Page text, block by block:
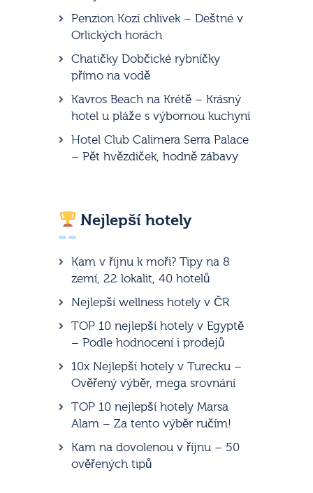
Penzion Kozí chlívek – Deštné v
Orlických horách
Chatičky Dobčické rybníčky
přímo na vodě
Kavros Beach na Krétě – Krásný
hotel u pláže s výbornou kuchyní
Hotel Club Calimera Serra Palace
– Pět hvězdiček, hodně zábavy
Nejlepší hotely
Kam v říjnu k moři? Tipy na 8
zemí, 22 lokalit, 40 hotelů
Nejlepší wellness hotely v ČR
TOP 10 nejlepší hotely v Egyptě
– Podle hodnocení i prodejů
10x Nejlepší hotely v Turecku –
Ověřený výběr, mega srovnání
TOP 10 nejlepší hotely Marsa
Alam – Za tento výběr ručím!
Kam na dovolenou v říjnu – 50
ověřených tipů